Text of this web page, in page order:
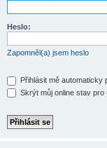
Heslo:
Zapomněl(a) jsem heslo
Přihlásit mě automaticky
Skrýt můj online stav pro